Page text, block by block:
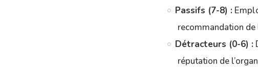
Passifs (7-8) :
recommandation
Détracteurs (0-6) :
réputation de